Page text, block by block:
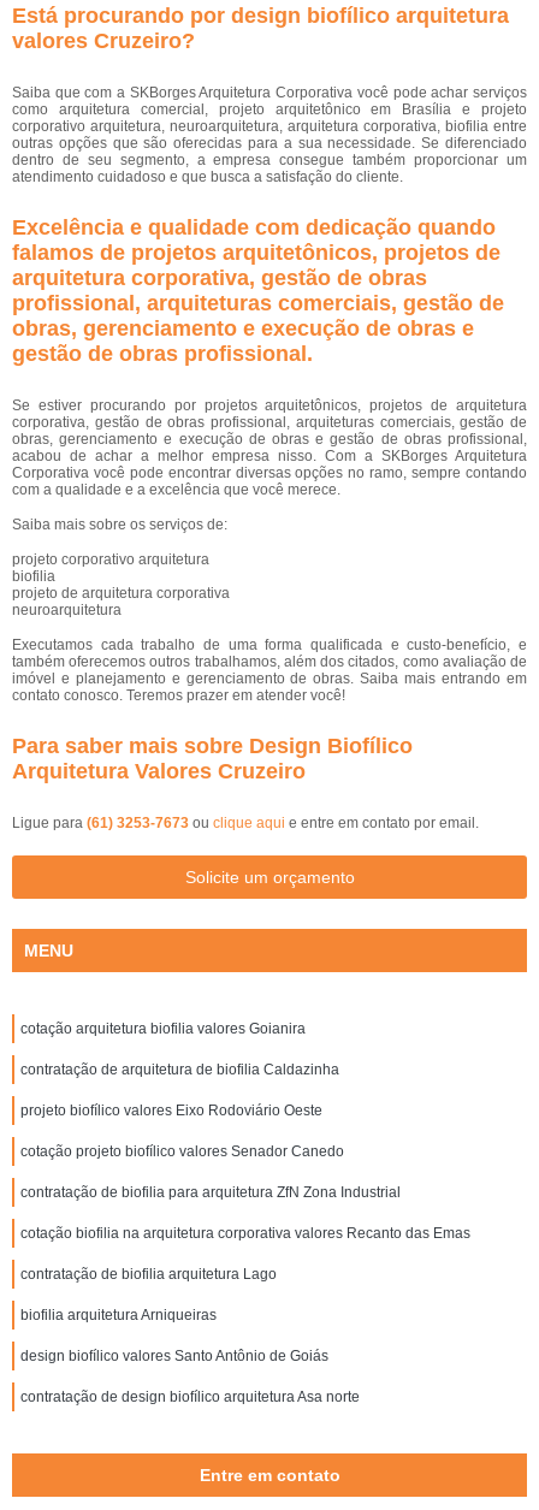
Está procurando por design biofílico arquitetura
valores Cruzeiro?
Saiba que com a SKBorges Arquitetura Corporativa você pode achar serviços
como arquitetura comercial, projeto arquitetônico em Brasília e projeto
corporativo arquitetura, neuroarquitetura, arquitetura corporativa, biofilia entre
outras opções que são oferecidas para a sua necessidade. Se diferenciado
dentro de seu segmento, a empresa consegue também proporcionar um
atendimento cuidadoso e que busca a satisfação do cliente.
Excelência e qualidade com dedicação quando
falamos de projetos arquitetônicos, projetos de
arquitetura corporativa, gestão de obras
profissional, arquiteturas comerciais, gestão de
obras, gerenciamento e execução de obras e
gestão de obras profissional.
Se estiver procurando por projetos arquitetônicos, projetos de arquitetura
corporativa, gestão de obras profissional, arquiteturas comerciais, gestão de
obras, gerenciamento e execução de obras e gestão de obras profissional,
acabou de achar a melhor empresa nisso. Com a SKBorges Arquitetura
Corporativa você pode encontrar diversas opções no ramo, sempre contando
com a qualidade e a excelência que você merece.
Saiba mais sobre os serviços de:
projeto corporativo arquitetura
biofilia
projeto de arquitetura corporativa
neuroarquitetura
Executamos cada trabalho de uma forma qualificada e custo-benefício, e
também oferecemos outros trabalhamos, além dos citados, como avaliação de
imóvel e planejamento e gerenciamento de obras. Saiba mais entrando em
contato conosco. Teremos prazer em atender você!
Para saber mais sobre Design Biofílico
Arquitetura Valores Cruzeiro
Ligue para (61) 3253-7673 ou clique aqui e entre em contato por email.
Solicite um orçamento
MENU
cotação arquitetura biofilia valores Goianira
contratação de arquitetura de biofilia Caldazinha
projeto biofílico valores Eixo Rodoviário Oeste
cotação projeto biofílico valores Senador Canedo
contratação de biofilia para arquitetura ZfN Zona Industrial
cotação biofilia na arquitetura corporativa valores Recanto das Emas
contratação de biofilia arquitetura Lago
biofilia arquitetura Arniqueiras
design biofílico valores Santo Antônio de Goiás
contratação de design biofílico arquitetura Asa norte
Entre em contato